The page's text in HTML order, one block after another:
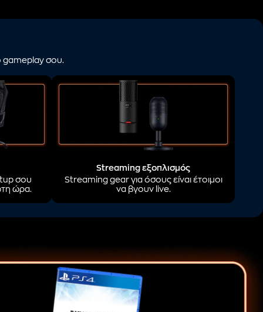
gameplay σου.
σου
ώρα.
Streaming εξοπλισμός
Streaming gear για όσους είναι έτοιμοι
να βγουν live.